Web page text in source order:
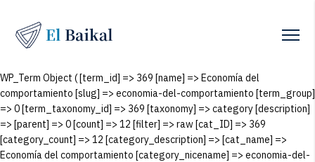
WP_Term Object ( [term_id] => 369 [name] => Economía del
comportamiento [slug] => economia-del-comportamiento [term_group]
=> 0 [term_taxonomy_id] => 369 [taxonomy] => category [description]
=> [parent] => 0 [count] => 12 [filter] => raw [cat_ID] => 369
[category_count] => 12 [category_description] => [cat_name] =>
Economía del comportamiento [category_nicename] => economia-del-